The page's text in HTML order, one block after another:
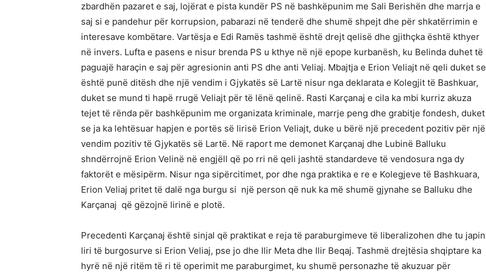
zbardhën pazaret e saj, lojërat e pista kundër PS në bashkëpunim me Sali Berishën dhe marrja e
saj si e pandehur për korrupsion, pabarazi në tenderë dhe shumë shpejt dhe për shkatërrimin e
interesave kombëtare. Vartësja e Edi Ramës tashmë është drejt qelisë dhe gjithçka është kthyer
në invers. Lufta e pasens e nisur brenda PS u kthye në një epope kurbanësh, ku Belinda duhet të
paguajë haraçin e saj për agresionin anti PS dhe anti Veliaj. Mbajtja e Erion Veliajt në qeli duket se
është punë ditësh dhe një vendim i Gjykatës së Lartë nisur nga deklarata e Kolegjit të Bashkuar,
duket se mund ti hapë rrugë Veliajt për të lënë qelinë. Rasti Karçanaj e cila ka mbi kurriz akuza
tejet të rënda për bashkëpunim me organizata kriminale, marrje peng dhe grabitje fondesh, duket
se ja ka lehtësuar hapjen e portës së lirisë Erion Veliajt, duke u bërë një precedent pozitiv për një
vendim pozitiv të Gjykatës së Lartë. Në raport me demonet Karçanaj dhe Lubinë Balluku
shndërrojnë Erion Velinë në engjëll që po rri në qeli jashtë standardeve të vendosura nga dy
faktorët e mësipërm. Nisur nga sipërcitimet, por dhe nga praktika e re e Kolegjeve të Bashkuara,
Erion Veliaj pritet të dalë nga burgu si një person që nuk ka më shumë gjynahe se Balluku dhe
Karçanaj që gëzojnë lirinë e plotë.
Precedenti Karçanaj është sinjal që praktikat e reja të paraburgimeve të liberalizohen dhe tu japin
liri të burgosurve si Erion Veliaj, pse jo dhe Ilir Meta dhe Ilir Beqaj. Tashmë drejtësia shqiptare ka
hyrë në një ritëm të ri të operimit me paraburgimet, ku shumë personazhe të akuzuar për